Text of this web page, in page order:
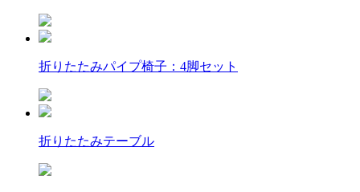
折りたたみパイプ椅子：4脚セット
折りたたみテーブル